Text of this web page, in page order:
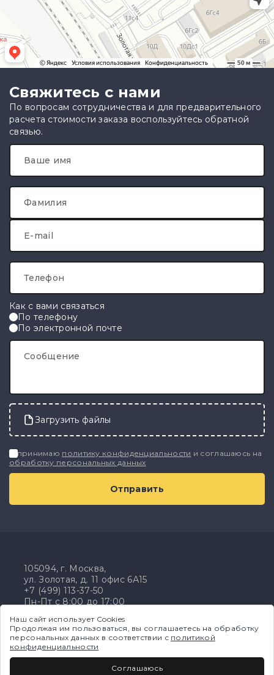
Свяжитесь с нами
По вопросам сотрудничества и для предварительного
расчета стоимости заказа воспользуйтесь обратной
связью.
Ваше имя
Фамилия
E-mail
Телефон
Как с вами связаться
По телефону
По электронной почте
Сообщение
Загрузить файлы
Я принимаю политику конфиденциальности и соглашаюсь на
обработку персональных данных
105094, г. Москва,
ул. Золотая, д. 11 офис 6А15
+7 (499) 113-37-50
Пн-Пт с 8:00 до 17:00
© Мнитек все права защищены
Наш сайт использует Cookies
Продолжая им пользоваться, вы соглашаетесь на обработку
персональных данных в соответствии с политикой
конфиденциальности
Соглашаюсь